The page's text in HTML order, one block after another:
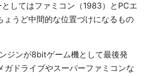
してはファミコン（1983）とPCエ
ょうど中間的な位置づけになるもの
ジンが8bitゲーム機として最後発
ガドライブやスーパーファミコンな